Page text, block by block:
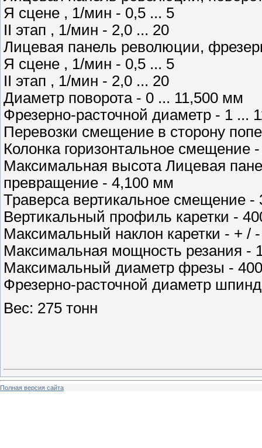
Я сцене , 1/мин - 0,5 ... 5
II этап , 1/мин - 2,0 ... 20
Лицевая панель революции,
Я сцене , 1/мин - 0,5 ... 5
II этап , 1/мин - 2,0 ... 20
Диаметр поворота - 0 ... 11,500 мм
Фрезерно-расточной диаметр - 1 ...
Перевозки смещение в сторону
Колонка горизонтальное смещение
Максимальная высота Лицевая
превращение - 4,100 мм
Траверса вертикальное смещение -
Вертикальный профиль каретки -
Максимальный наклон каретки - + / -
Максимальная мощность резания -
Максимальный диаметр фрезы -
Фрезерно-расточной диаметр
Вес: 275 тонн
Полная версия сайта